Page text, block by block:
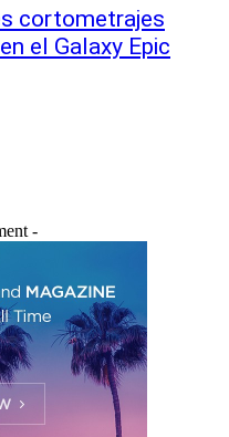
cortometrajes
el Galaxy Epic
-